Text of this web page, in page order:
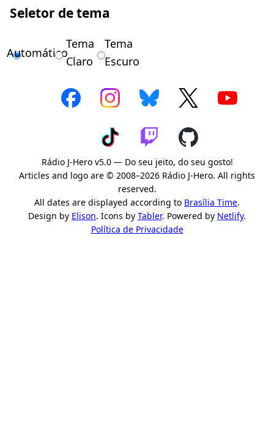
Seletor de tema
Automático
Tema
Claro
Tema
Escuro
Rádio J-Hero v5.0 — Do seu jeito, do seu gosto!
Articles and logo are © 2008–2026 Rádio J-Hero. All rights
reserved.
All dates are displayed according to Brasília Time.
Design by Elison. Icons by Tabler. Powered by Netlify.
Política de Privacidade